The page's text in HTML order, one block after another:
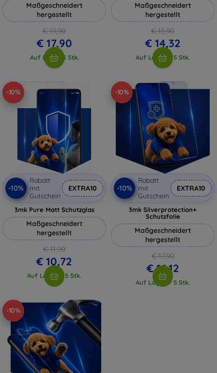
Maßgeschneidert
hergestellt
€ 19,90
€ 17,90
Auf Lager 3 Stk.
Maßgeschneidert
hergestellt
€ 15,90
€ 14,32
Auf Lager > 5 Stk.
-10%
-10%
Rabatt
mit
Gutschein
EXTRA10
3mk Pure Matt Schutzglas
Maßgeschneidert
hergestellt
€ 11,90
€ 10,72
Auf Lager > 5 Stk.
-10%
-10%
Rabatt
mit
Gutschein
EXTRA10
3mk Silverprotection+
Schutzfolie
Maßgeschneidert
hergestellt
€ 17,90
€ 16,12
Auf Lager > 5 Stk.
-10%